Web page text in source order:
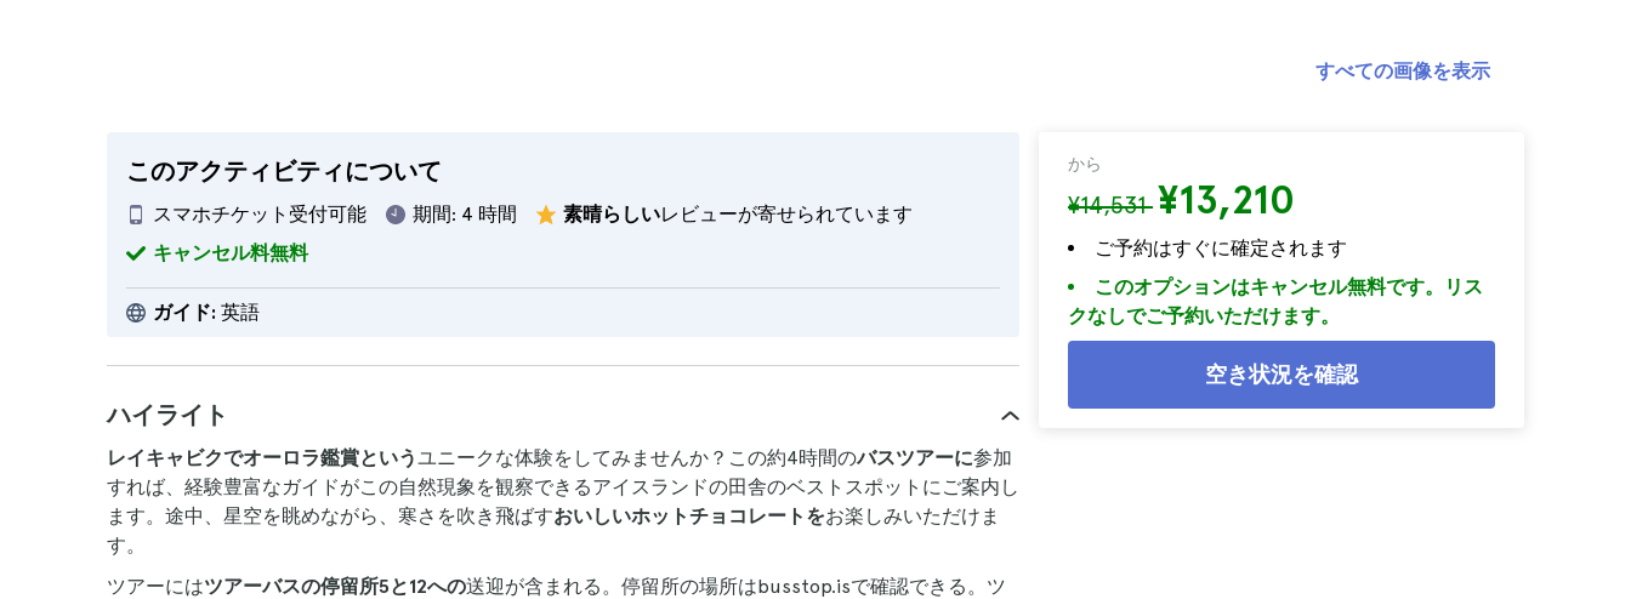
このアクティビティについて
スマホチケット受付可能 期間: 4 時間 素晴らしいレビューが寄せられています
キャンセル料無料
ガイド: 英語
から
¥14,531¥13,210
ご予約はすぐに確定されます
このオプションはキャンセル無料です。リス
クなしでご予約いただけます。
空き状況を確認
すべての画像を表示
ハイライト
レイキャビクでオーロラ鑑賞というユニークな体験をしてみませんか？この約4時間のバスツアーに参加
すれば、経験豊富なガイドがこの自然現象を観察できるアイスランドの田舎のベストスポットにご案内し
ます。途中、星空を眺めながら、寒さを吹き飛ばすおいしいホットチョコレートをお楽しみいただけま
す。
ツアーにはツアーバスの停留所5と12への送迎が含まれる。停留所の場所はbusstop.isで確認できる。ツ